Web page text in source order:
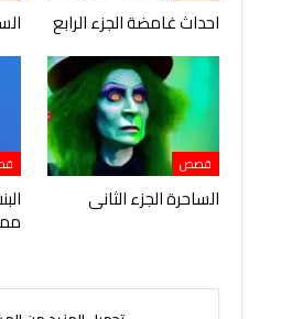
احداث غامضة الجزء الرابع
قصص
الساحرة الجزء الثانى